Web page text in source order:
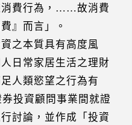
消費行為，……故消費
』而言」。
之本質具有高度風
日常家居生活之理財
人類慾望之行為有
投資顧問事業間就證
討論，並作成「投資